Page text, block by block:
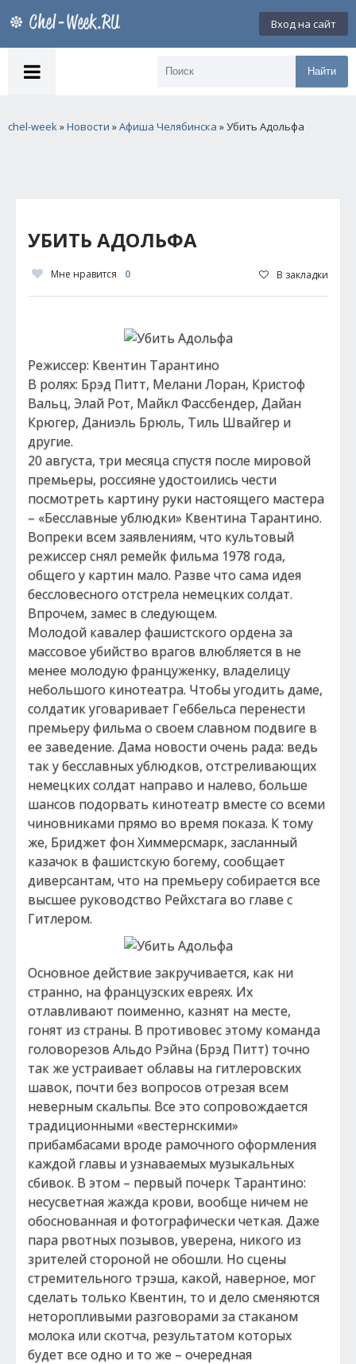
Вход на сайт
Найти
chel-week»Новости »Афиша Челябинска » Убить Адольфа
УБИТЬ АДОЛЬФА
Мне нравится 0 В закладки
Режиссер: Квентин Тарантино
В ролях: Брэд Питт, Мелани Лоран, Кристоф
Вальц, Элай Рот, Майкл Фассбендер, Дайан
Крюгер, Даниэль Брюль, Тиль Швайгер и
другие.
20 августа, три месяца спустя после мировой
премьеры, россияне удостоились чести
посмотреть картину руки настоящего мастера
– «Бесславные ублюдки» Квентина Тарантино.
Вопреки всем заявлениям, что культовый
режиссер снял ремейк фильма 1978 года,
общего у картин мало. Разве что сама идея
бессловесного отстрела немецких солдат.
Впрочем, замес в следующем.
Молодой кавалер фашистского ордена за
массовое убийство врагов влюбляется в не
менее молодую француженку, владелицу
небольшого кинотеатра. Чтобы угодить даме,
солдатик уговаривает Геббельса перенести
премьеру фильма о своем славном подвиге в
ее заведение. Дама новости очень рада: ведь
так у бесславных ублюдков, отстреливающих
немецких солдат направо и налево, больше
шансов подорвать кинотеатр вместе со всеми
чиновниками прямо во время показа. К тому
же, Бриджет фон Химмерсмарк, засланный
казачок в фашистскую богему, сообщает
диверсантам, что на премьеру собирается все
высшее руководство Рейхстага во главе с
Гитлером.
Основное действие закручивается, как ни
странно, на французских евреях. Их
отлавливают поименно, казнят на месте,
гонят из страны. В противовес этому команда
головорезов Альдо Рэйна (Брэд Питт) точно
так же устраивает облавы на гитлеровских
шавок, почти без вопросов отрезая всем
неверным скальпы. Все это сопровождается
традиционными «вестернскими»
прибамбасами вроде рамочного оформления
каждой главы и узнаваемых музыкальных
сбивок. В этом – первый почерк Тарантино:
несусветная жажда крови, вообще ничем не
обоснованная и фотографически четкая. Даже
пара рвотных позывов, уверена, никого из
зрителей стороной не обошли. Но сцены
стремительного трэша, какой, наверное, мог
сделать только Квентин, то и дело сменяются
неторопливыми разговорами за стаканом
молока или скотча, результатом которых
будет все одно и то же – очередная